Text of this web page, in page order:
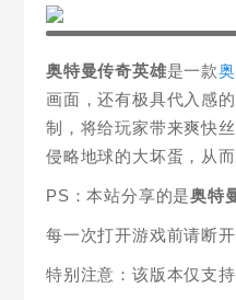
奥特曼传奇英雄是一款
画面，还有极具代入感
制，将给玩家带来爽快
侵略地球的大坏蛋，从
PS：本站分享的是奥特
每一次打开游戏前请断
特别注意：该版本仅支